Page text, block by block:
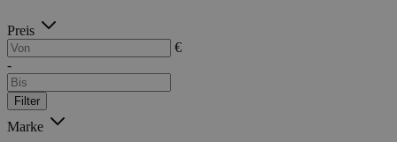
Preis
€
-
Filter
Marke